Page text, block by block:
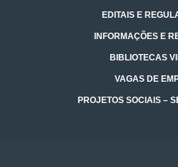
EDITAIS E
INFORMAÇÕES E
BIBLIOTECAS
VAGAS DE
PROJETOS SOCIAIS –